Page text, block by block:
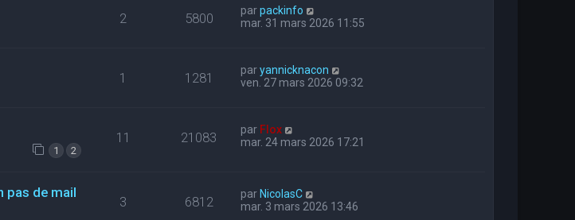
2 5800 parpackinfo
mar. 31 mars 2026 11:55
1 1281 paryannicknacon
ven. 27 mars 2026 09:32
1 2
11 21083 par Flox
mar. 24 mars 2026 17:21
pas de mail
3 6812 par NicolasC
mar. 3 mars 2026 13:46